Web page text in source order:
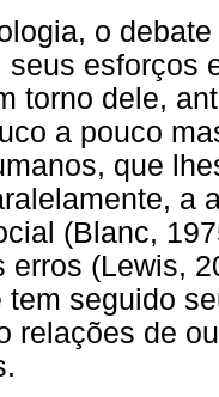
o
seus esforços
torno dele,
a pouco
que
a
(Blanc,
erros (Lewis,
tem seguido
relações de